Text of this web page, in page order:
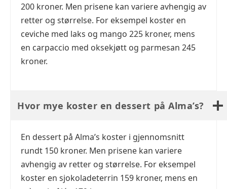
200 kroner. Men prisene kan variere avhengig av
retter og størrelse. For eksempel koster en
ceviche med laks og mango 225 kroner, mens
en carpaccio med oksekjøtt og parmesan 245
kroner.
Hvor mye koster en dessert på Alma’s?
En dessert på Alma’s koster i gjennomsnitt
rundt 150 kroner. Men prisene kan variere
avhengig av retter og størrelse. For eksempel
koster en sjokoladeterrin 159 kroner, mens en